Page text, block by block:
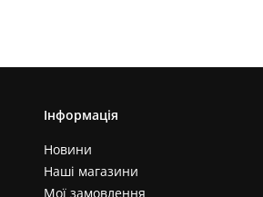
Інформація
Новини
Наші магазини
Мої замовлення